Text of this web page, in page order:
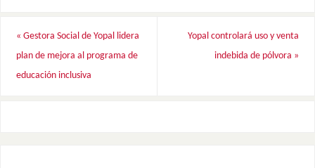
« Gestora Social de Yopal lidera
plan de mejora al programa de
educación inclusiva
Yopal controlará uso y venta
indebida de pólvora »